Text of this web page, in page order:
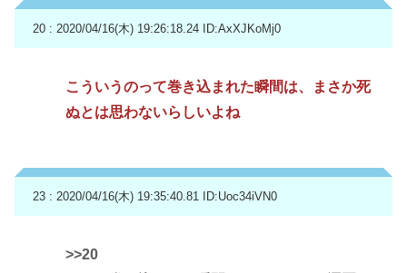
20 : 2020/04/16(木) 19:26:18.24 ID:AxXJKoMj0
こういうのって巻き込まれた瞬間は、まさか死
ぬとは思わないらしいよね
23 : 2020/04/16(木) 19:35:40.81 ID:Uoc34iVN0
>>20